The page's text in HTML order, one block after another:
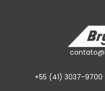
+55 (41) 3037-